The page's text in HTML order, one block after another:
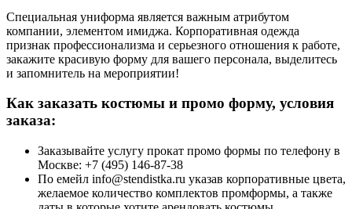
Специальная униформа является важным атрибутом
компании, элементом имиджа. Корпоративная одежда
признак профессионализма и серьезного отношения к работе,
закажите красивую форму для вашего персонала, выделитесь
и запомнитель на мероприятии!
Как заказать костюмы и промо форму, условия
заказа:
Заказывайте услугу прокат промо формы по телефону в
Москве: +7 (495) 146-87-38
По емейл info@stendistka.ru указав корпоративные цвета,
желаемое количество комплектов промформы, а также